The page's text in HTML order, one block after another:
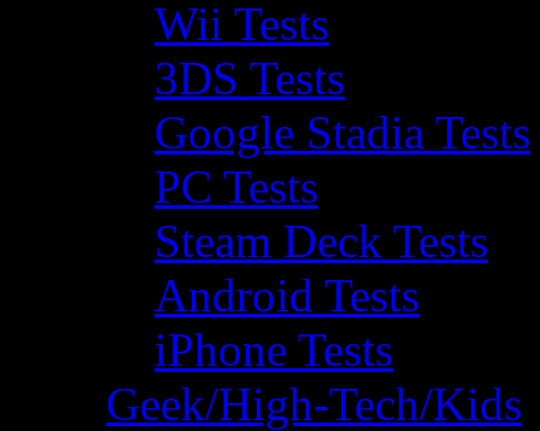
Wii Tests
3DS Tests
Google Stadia Tests
PC Tests
Steam Deck Tests
Android Tests
iPhone Tests
Geek/High-Tech/Kids